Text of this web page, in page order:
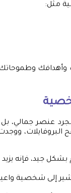
مثل:
وطموحاتك.
جمالي، بل
بشكل جيد، فإنه
يشير إلى شخصية